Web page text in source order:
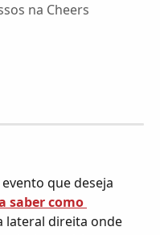
na Cheers
que deseja
saber como
lateral direita onde